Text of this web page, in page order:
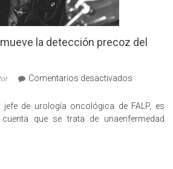
la detección precoz del
Comentarios desactivados
Cargo»,
promueve
jefe de urología oncológica de FALP, es
que se trata de unaenfermedad